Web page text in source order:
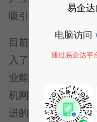
吸引力。
目前，不少企业已
入了自己的精力pc
业能够意识到移动端
机网站建设的成本
进的先驱者，这可
易企
电脑访问
通过易企达平